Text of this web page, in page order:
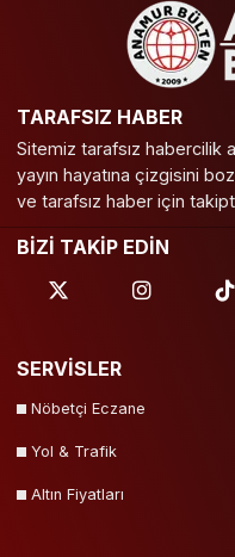
TARAFSIZ HABER
Sitemiz tarafsız habercilik
yayın hayatına çizgisini
ve tarafsız haber için
BİZİ TAKİP EDİN
SERVİSLER
Nöbetçi Eczane
Yol & Trafik
Altın Fiyatları